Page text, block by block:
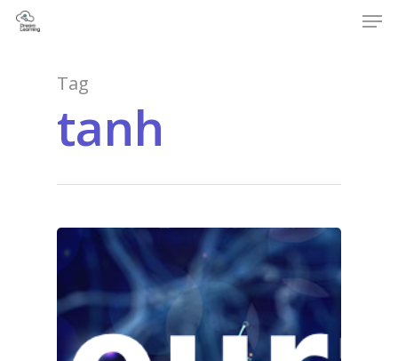
Hit enter to search or ESC to close
Tag
tanh